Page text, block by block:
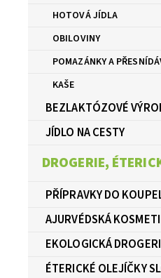
HOTOVÁ JÍDLA
OBILOVINY
POMAZÁNKY A
KAŠE
BEZLAKTÓZOVÉ
JÍDLO NA CESTY
DROGERIE,
PŘÍPRAVKY DO
AJURVÉDSKÁ
EKOLOGICKÁ
ÉTERICKÉ OLEJÍČKY